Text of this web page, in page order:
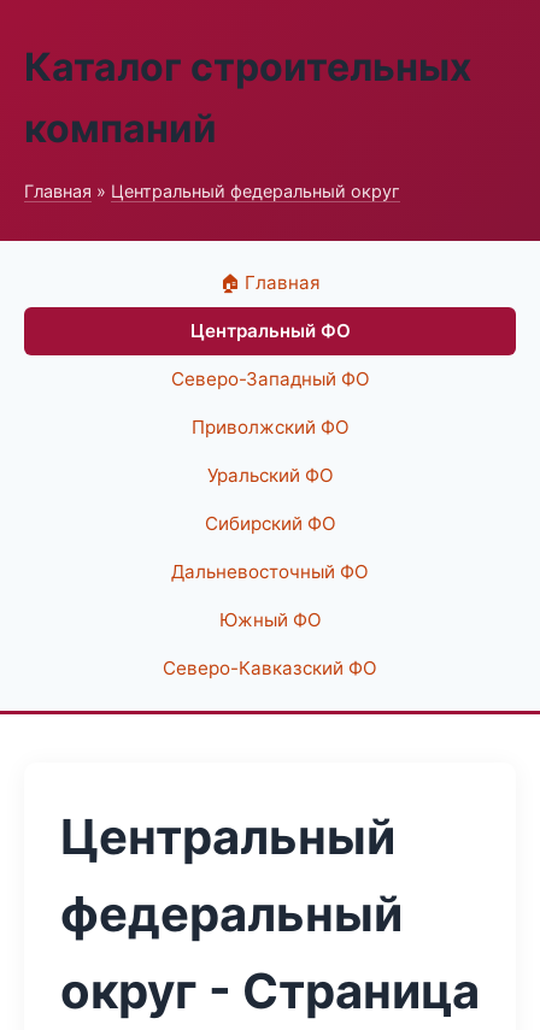
Каталог строительных
компаний
Главная » Центральный федеральный округ
🏠 Главная
Центральный ФО
Северо-Западный ФО
Приволжский ФО
Уральский ФО
Сибирский ФО
Дальневосточный ФО
Южный ФО
Северо-Кавказский ФО
Центральный
федеральный
округ - Страница